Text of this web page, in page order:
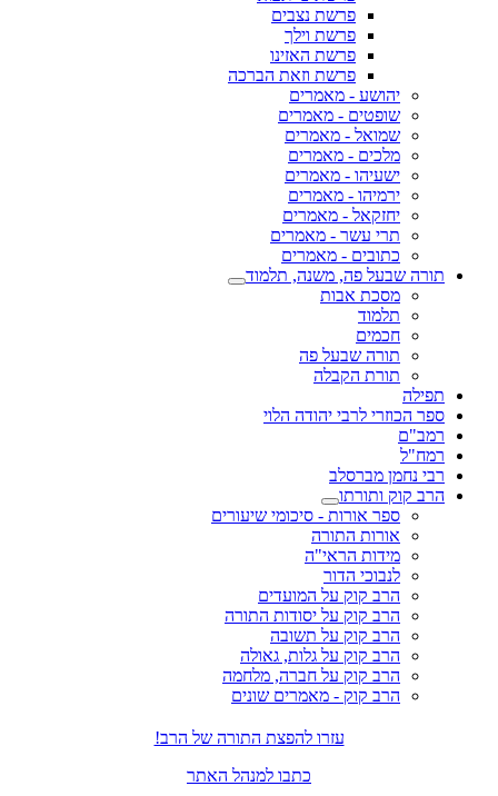
פרשת נצבים
פרשת וילך
פרשת האזינו
פרשת וזאת הברכה
יהושע - מאמרים
שופטים - מאמרים
שמואל - מאמרים
מלכים - מאמרים
ישעיהו - מאמרים
ירמיהו - מאמרים
יחזקאל - מאמרים
תרי עשר - מאמרים
כתובים - מאמרים
תורה שבעל פה, משנה, תלמוד
מסכת אבות
תלמוד
חכמים
תורה שבעל פה
תורת הקבלה
תפילה
ספר הכוזרי לרבי יהודה הלוי
רמב"ם
רמח"ל
רבי נחמן מברסלב
הרב קוק ותורתו
ספר אורות - סיכומי שיעורים
אורות התורה
מידות הראי"ה
לנבוכי הדור
הרב קוק על המועדים
הרב קוק על יסודות התורה
הרב קוק על תשובה
הרב קוק על גלות, גאולה
הרב קוק על חברה, מלחמה
הרב קוק - מאמרים שונים
עזרו להפצת התורה של הרב!
כתבו למנהל האתר